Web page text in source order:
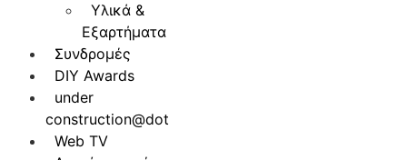
Υλικά &
Εξαρτήματα
Συνδρομές
DIY Awards
under
construction@dot
Web TV